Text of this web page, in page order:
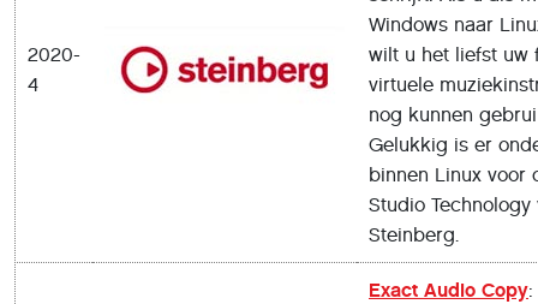
2020-
4
Windows naar
wilt u het liefst uw
virtuele
nog kunnen
Gelukkig is er
binnen Linux voor
Studio Technology
Steinberg.
Exact Audio Copy